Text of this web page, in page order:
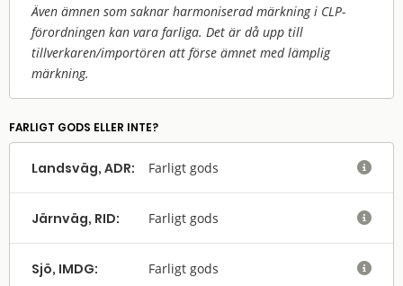
Även ämnen som saknar harmoniserad märkning i CLP-
förordningen kan vara farliga. Det är då upp till
tillverkaren/importören att förse ämnet med lämplig
märkning.
FARLIGT GODS ELLER INTE?
Landsväg, ADR: Farligt gods 
Järnväg, RID: Farligt gods 
Sjö, IMDG: Farligt gods 